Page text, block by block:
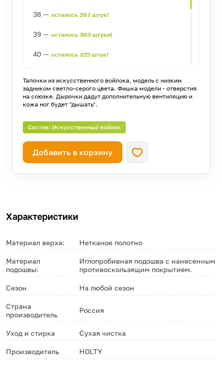
38 — осталось 267 штук!
39 — осталось 303 штуки!
40— осталось 325 штук!
42—осталось 350 штук!
44—осталось 249 штук!
45—осталось 148 штук!
Тапочки из искусственного войлока, модель с низким
задником светло-серого цвета. Фишка модели - отверстия
на союзке. Дырочки дадут дополнительную вентиляцию и
кожа ног будет "дышать".
Состав: Искусственный войлок
Добавить в корзину
Характеристики
Материал верха: Нетканое полотно
Материал
подошвы:
Иглопробивная подошва с нанесенным
противоскользящим покрытием.
Сезон На любой сезон
Страна
производитель
Россия
Уход и стирка Сухая чистка
Производитель HOLTY